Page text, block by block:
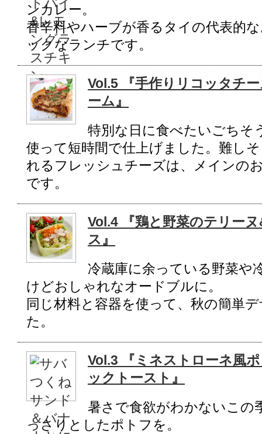
ンカレー。
香辛料やハーブが香るタイの代表的
ックなランチです。
Vol.5 『手作りリコッタチ
ーム』
特別な日に食べたいごちそ
使って短時間で仕上げました。難し
れるフレッシュチーズは、メインの
です。
Vol.4 『鶏と野菜のテリー
ス』
冷蔵庫に余っている野菜や
けどおしゃれなオードブルに。
同じ材料と容器を使って、秋の簡単
た。
Vol.3 『ミネストローネ風
ックトースト』
暑さで食欲がわかないこの
っさりとしたポトフを。